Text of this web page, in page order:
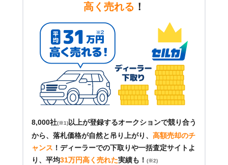
高く売れる ！
8,000社(※1) 以上が登録するオークションで競り合う
から、落札価格が自然と吊り上がり、 高額売却のチ
ャンス ！ ディーラーでの下取りや一括査定サイトよ
り、平均31万円高く売れた実績も！ (※2)